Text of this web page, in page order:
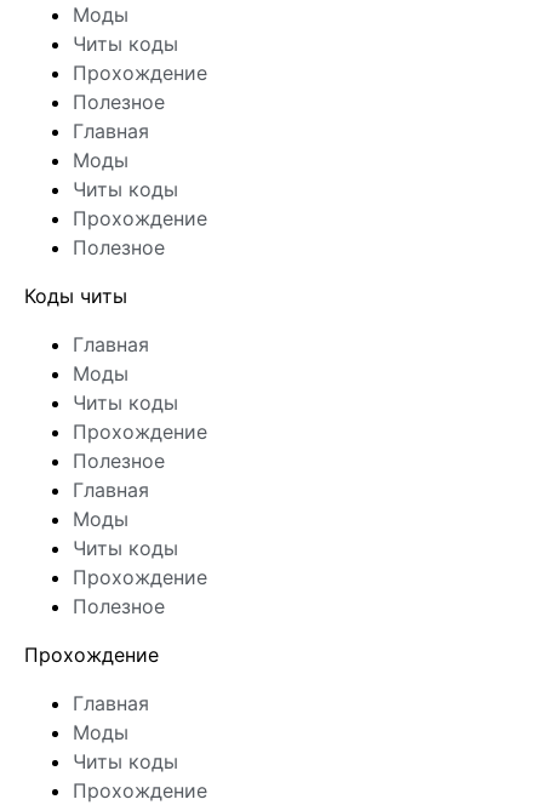
Моды
Читы коды
Прохождение
Полезное
Главная
Моды
Читы коды
Прохождение
Полезное
Коды читы
Главная
Моды
Читы коды
Прохождение
Полезное
Главная
Моды
Читы коды
Прохождение
Полезное
Прохождение
Главная
Моды
Читы коды
Прохождение